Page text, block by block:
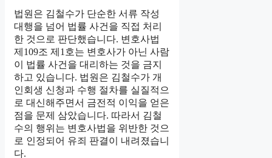
법원은 김철수가 단순한 서류 작성
대행을 넘어 법률 사건을 직접 처리
한 것으로 판단했습니다. 변호사법
제109조 제1호는 변호사가 아닌 사람
이 법률 사건을 대리하는 것을 금지
하고 있습니다. 법원은 김철수가 개
인회생 신청과 수행 절차를 실질적으
로 대신해주면서 금전적 이익을 얻은
점을 문제 삼았습니다. 따라서 김철
수의 행위는 변호사법을 위반한 것으
로 인정되어 유죄 판결이 내려졌습니
다.